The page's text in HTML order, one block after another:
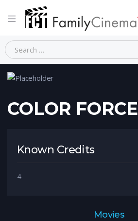
Home Person COLOR FORCE
COLOR FORCE
Known Credits
4
Movies